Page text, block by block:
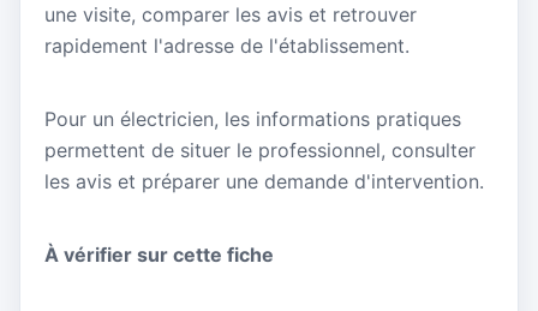
une visite, comparer les avis et retrouver
rapidement l'adresse de l'établissement.
Pour un électricien, les informations pratiques
permettent de situer le professionnel, consulter
les avis et préparer une demande d'intervention.
À vérifier sur cette fiche